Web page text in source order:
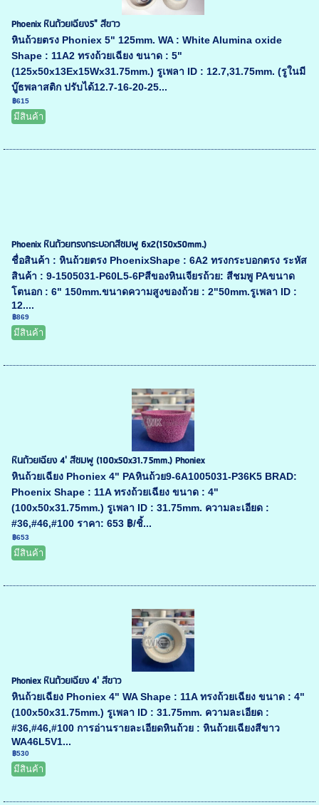
Phoenix หินถ้วยเฉียง5" สีขาว
หินถ้วยตรง Phoniex 5" 125mm. WA : White Alumina oxide
Shape : 11A2 ทรงถ้วยเฉียง ขนาด : 5"
(125x50x13Ex15Wx31.75mm.) รูเพลา ID : 12.7,31.75mm. (รูในมี
บู๊ธพลาสติก ปรับได้12.7-16-20-25...
฿615
มีสินค้า
Phoenix หินถ้วยทรงกระบอกสีชมพู 6x2(150x50mm.)
ชื่อสินค้า : หินถ้วยตรง PhoenixShape : 6A2 ทรงกระบอกตรง ระหัส
สินค้า : 9-1505031-P60L5-6Pสีของหินเจียรถ้วย: สีชมพู PAขนาด
โตนอก : 6" 150mm.ขนาดความสูงของถ้วย : 2"50mm.รูเพลา ID :
12....
฿869
มีสินค้า
หินถ้วยเฉียง 4' สีชมพู (100x50x31.75mm.) Phoniex
หินถ้วยเฉียง Phoniex 4" PAหินถ้วย9-6A1005031-P36K5 BRAD:
Phoenix Shape : 11A ทรงถ้วยเฉียง ขนาด : 4"
(100x50x31.75mm.) รูเพลา ID : 31.75mm. ความละเอียด :
#36,#46,#100 ราคา: 653 ฿/ชิ้...
฿653
มีสินค้า
Phoniex หินถ้วยเฉียง 4' สีขาว
หินถ้วยเฉียง Phoniex 4" WA Shape : 11A ทรงถ้วยเฉียง ขนาด : 4"
(100x50x31.75mm.) รูเพลา ID : 31.75mm. ความละเอียด :
#36,#46,#100 การอ่านรายละเอียดหินถ้วย : หินถ้วยเฉียงสีขาว
WA46L5V1...
฿530
มีสินค้า